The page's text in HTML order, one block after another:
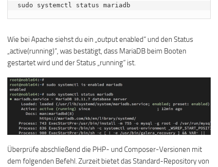
sudo systemctl status mariadb
Wie bei Apache siehst du ein „output enabled“ und den Status
„active(running)“, was bestätigt, dass MariaDB beim Booten
gestartet wird und der Status „running“ ist.
Überprüfe abschließend die PHP- und Composer-Versionen mit
dem folgenden Befehl. Zurzeit bietet das Standard-Repository von